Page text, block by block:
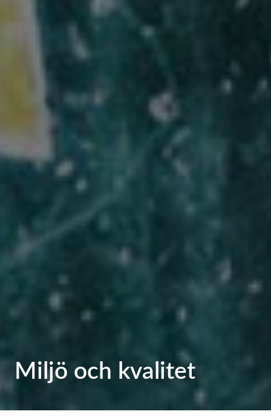
Miljö och kvalitet